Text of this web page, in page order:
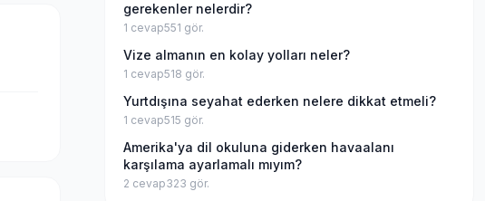
gerekenler nelerdir?
1 cevap551 gör.
Vize almanın en kolay yolları neler?
1 cevap518 gör.
Yurtdışına seyahat ederken nelere dikkat etmeli?
1 cevap515 gör.
Amerika'ya dil okuluna giderken havaalanı
karşılama ayarlamalı mıyım?
2 cevap323 gör.